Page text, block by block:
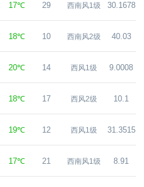
17℃ 29 西南风1级 30.1678
18℃ 10 西南风2级 40.03
20℃ 14 西风1级 9.0008
18℃ 17 西风2级 10.1
19℃ 12 西风1级 31.3515
17℃ 21 西南风1级 8.91